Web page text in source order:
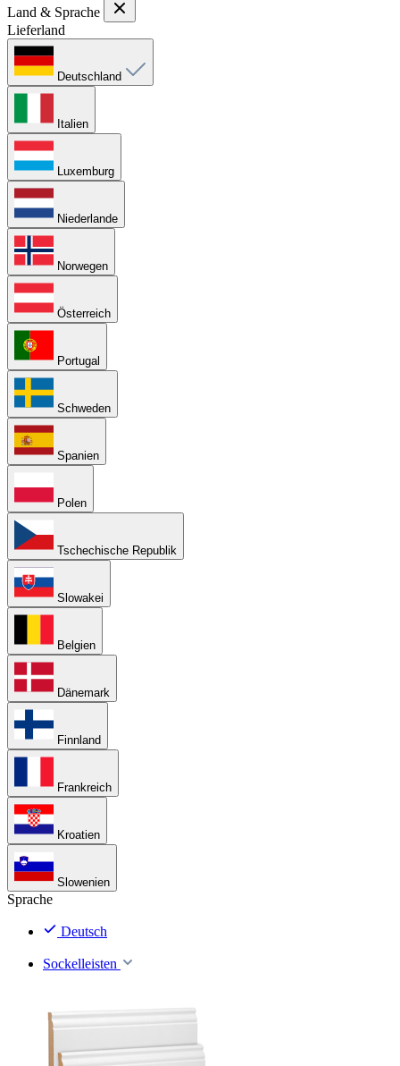
Land & Sprache
Lieferland
Deutschland
Italien
Luxemburg
Niederlande
Norwegen
Österreich
Portugal
Schweden
Spanien
Polen
Tschechische Republik
Slowakei
Belgien
Dänemark
Finnland
Frankreich
Kroatien
Slowenien
Sprache
Deutsch
Sockelleisten